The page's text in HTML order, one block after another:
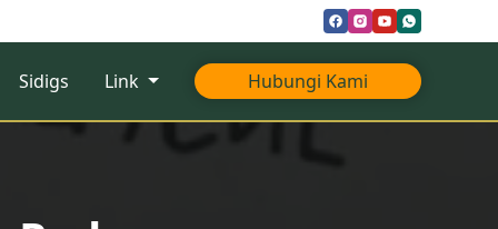
Sidigs Link Hubungi Kami